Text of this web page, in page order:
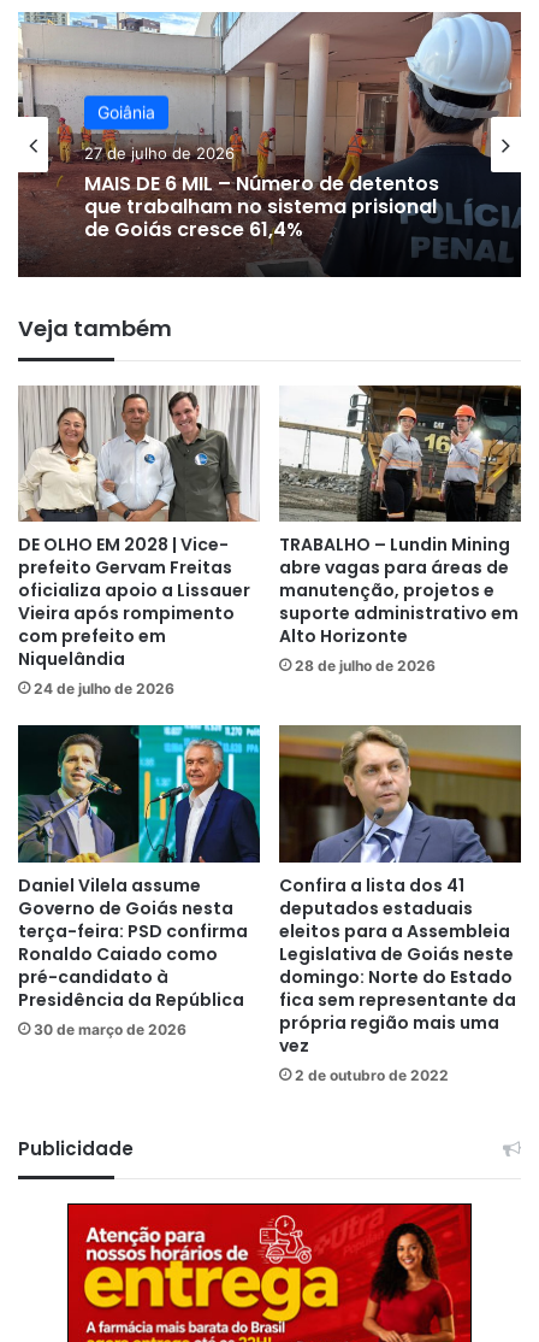
Goiânia
27 de julho de 2026
MAIS DE 6 MIL – Número de detentos
que trabalham no sistema prisional
de Goiás cresce 61,4%
Goiânia
23 de julho de 2026
crimes violentos caem quase 65%
em Goiás entre 2015 e 2025
Veja também
DE OLHO EM 2028 | Vice-
prefeito Gervam Freitas
oficializa apoio a Lissauer
Vieira após rompimento
com prefeito em
Niquelândia
24 de julho de 2026
TRABALHO – Lundin Mining
abre vagas para áreas de
manutenção, projetos e
suporte administrativo em
Alto Horizonte
28 de julho de 2026
Daniel Vilela assume
Governo de Goiás nesta
terça-feira: PSD confirma
Ronaldo Caiado como
pré-candidato à
Presidência da República
30 de março de 2026
Confira a lista dos 41
deputados estaduais
eleitos para a Assembleia
Legislativa de Goiás neste
domingo: Norte do Estado
fica sem representante da
própria região mais uma
vez
2 de outubro de 2022
Publicidade